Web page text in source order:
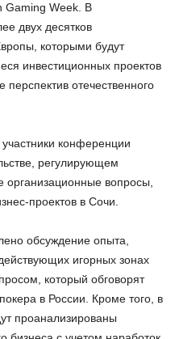
Gaming Week. В
двух десятков
которыми будут
инвестиционных проектов
перспектив отечественного
конференции
регулирующем
организационные вопросы,
проектов в Сочи.
обсуждение опыта,
игорных зонах
который обговорят
в России. Кроме того, в
проанализированы